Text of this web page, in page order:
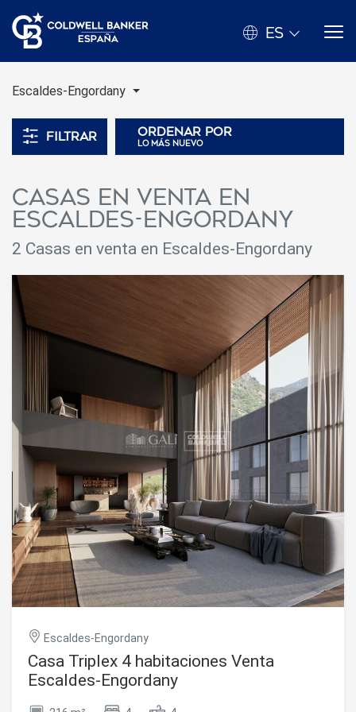
ES
Escaldes-Engordany
Filtrar Ordenar por
lo más nuevo
Casas en venta en
Escaldes-Engordany
2 Casas en venta en Escaldes-Engordany
Escaldes-Engordany
Casa Triplex 4 habitaciones Venta
Escaldes-Engordany